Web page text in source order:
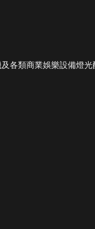
各類商業娛樂設備燈光